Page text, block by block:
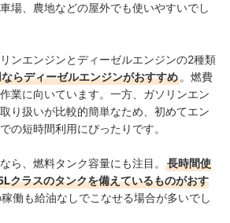
場、農地などの屋外でも使いやすいでし
ンエンジンとディーゼルエンジンの2種類
らディーゼルエンジンがおすすめ。燃費
業に向いています。 一方、ガソリンエン
り扱いが比較的簡単なため、初めてエン
の短時間利用にぴったりです。
ら、燃料タンク容量にも注目。
長時間使
クラスのタンクを備えているものがおす
働も給油なしでこなせる場合が多いでし